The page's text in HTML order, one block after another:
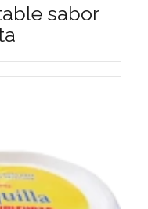
sabor